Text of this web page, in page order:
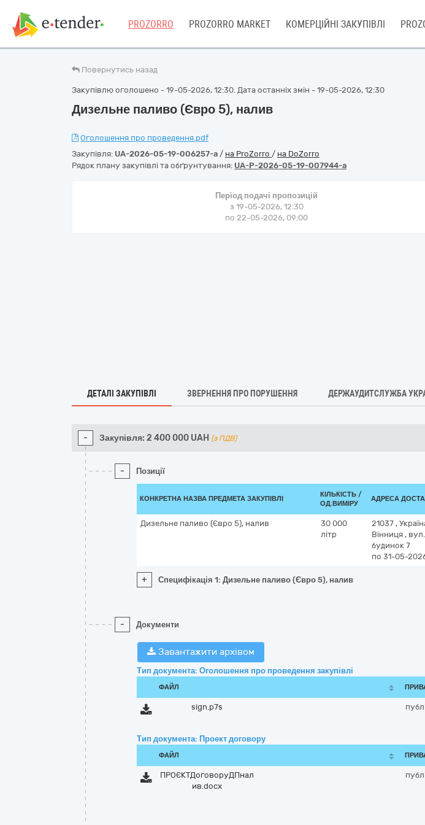
PROZORRO PROZORRO MARKET КОМЕРЦІЙНІ ЗАКУПІВЛІ
Повернутись назад
Закупівлю оголошено - 19-05-2026, 12:30. Дата останніх змін - 19-05-2026, 12:30
Дизельне паливо (Євро 5), налив
Оголошення про проведення.pdf
Закупівля: UA-2026-05-19-006257-a / на ProZorro / на DoZorro
Рядок плану закупівлі та обґрунтування: UA-P-2026-05-19-007944-a
Період подачі пропозицій
з 19-05-2026, 12:30
по 22-05-2026, 09:00
ДЕТАЛІ ЗАКУПІВЛІ ЗВЕРНЕННЯ ПРО ПОРУШЕННЯ ДЕРЖАУДИТСЛУЖБА
- Закупівля: 2 400 000 UAH (з ПДВ)
- Позиції
КОНКРЕТНА НАЗВА ПРЕДМЕТА ЗАКУПІВЛІ
КІЛЬКІСТЬ /
ОД.ВИМІРУ
АДРЕСА
Дизельне паливо (Євро 5), налив
30 000
літр
21037 ,
Вінниця ,
будинок 7
по 31-05-
+ Специфікація 1: Дизельне паливо (Євро 5), налив
- Документи
Завантажити архівом
Тип документа: Оголошення про проведення закупівлі
ФАЙЛ
sign.p7s
Тип документа: Проект договору
ФАЙЛ
ПРОЄКТДоговоруДПнал
ив.docx